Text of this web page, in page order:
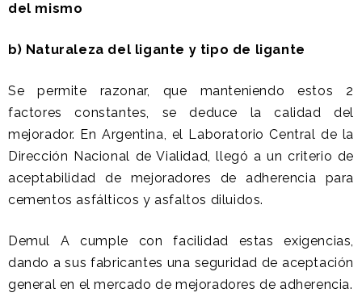
del mismo
b) Naturaleza del ligante y tipo de ligante
Se permite razonar, que manteniendo estos 2
factores constantes, se deduce la calidad del
mejorador. En Argentina, el Laboratorio Central de la
Dirección Nacional de Vialidad, llegó a un criterio de
aceptabilidad de mejoradores de adherencia para
cementos asfálticos y asfaltos diluidos.
Demul A cumple con facilidad estas exigencias,
dando a sus fabricantes una seguridad de aceptación
general en el mercado de mejoradores de adherencia.